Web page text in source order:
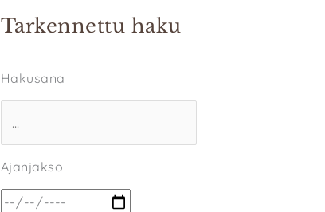
Tarkennettu haku
Hakusana
Ajanjakso